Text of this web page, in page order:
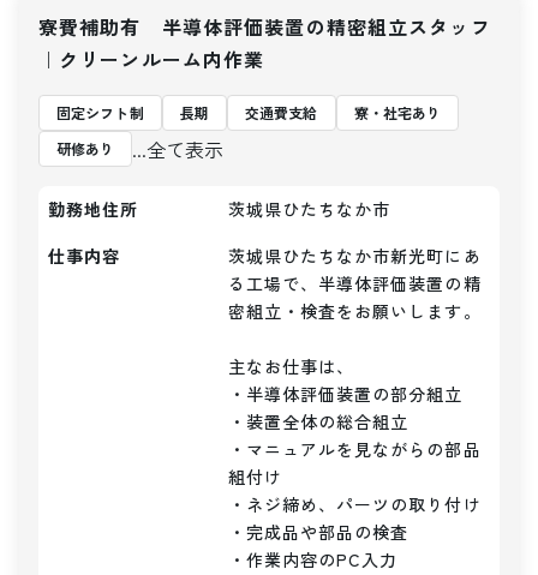
寮費補助有 半導体評価装置の精密組立スタッフ
｜クリーンルーム内作業
固定シフト制 長期 交通費支給
寮・社宅あり
研修あり
...全て表示
勤務地住所
茨城県ひたちなか市
仕事内容
茨城県ひたちなか市新光町にあ
る工場で、半導体評価装置の精
密組立・検査をお願いします。
主なお仕事は、
・半導体評価装置の部分組立
・装置全体の総合組立
・マニュアルを見ながらの部品
組付け
・ネジ締め、パーツの取り付け
・完成品や部品の検査
・作業内容のPC入力